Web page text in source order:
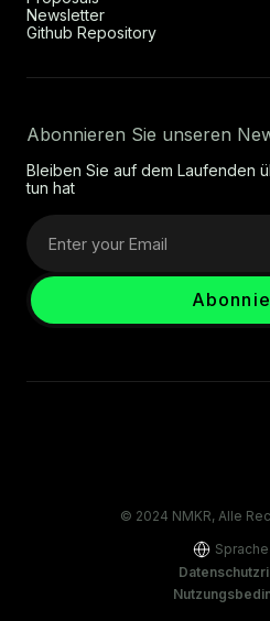
Newsletter
Github Repository
Abonnieren Sie unseren
Bleiben Sie auf dem Laufenden
tun hat
© 2024 NMKR, Alle
Sprache